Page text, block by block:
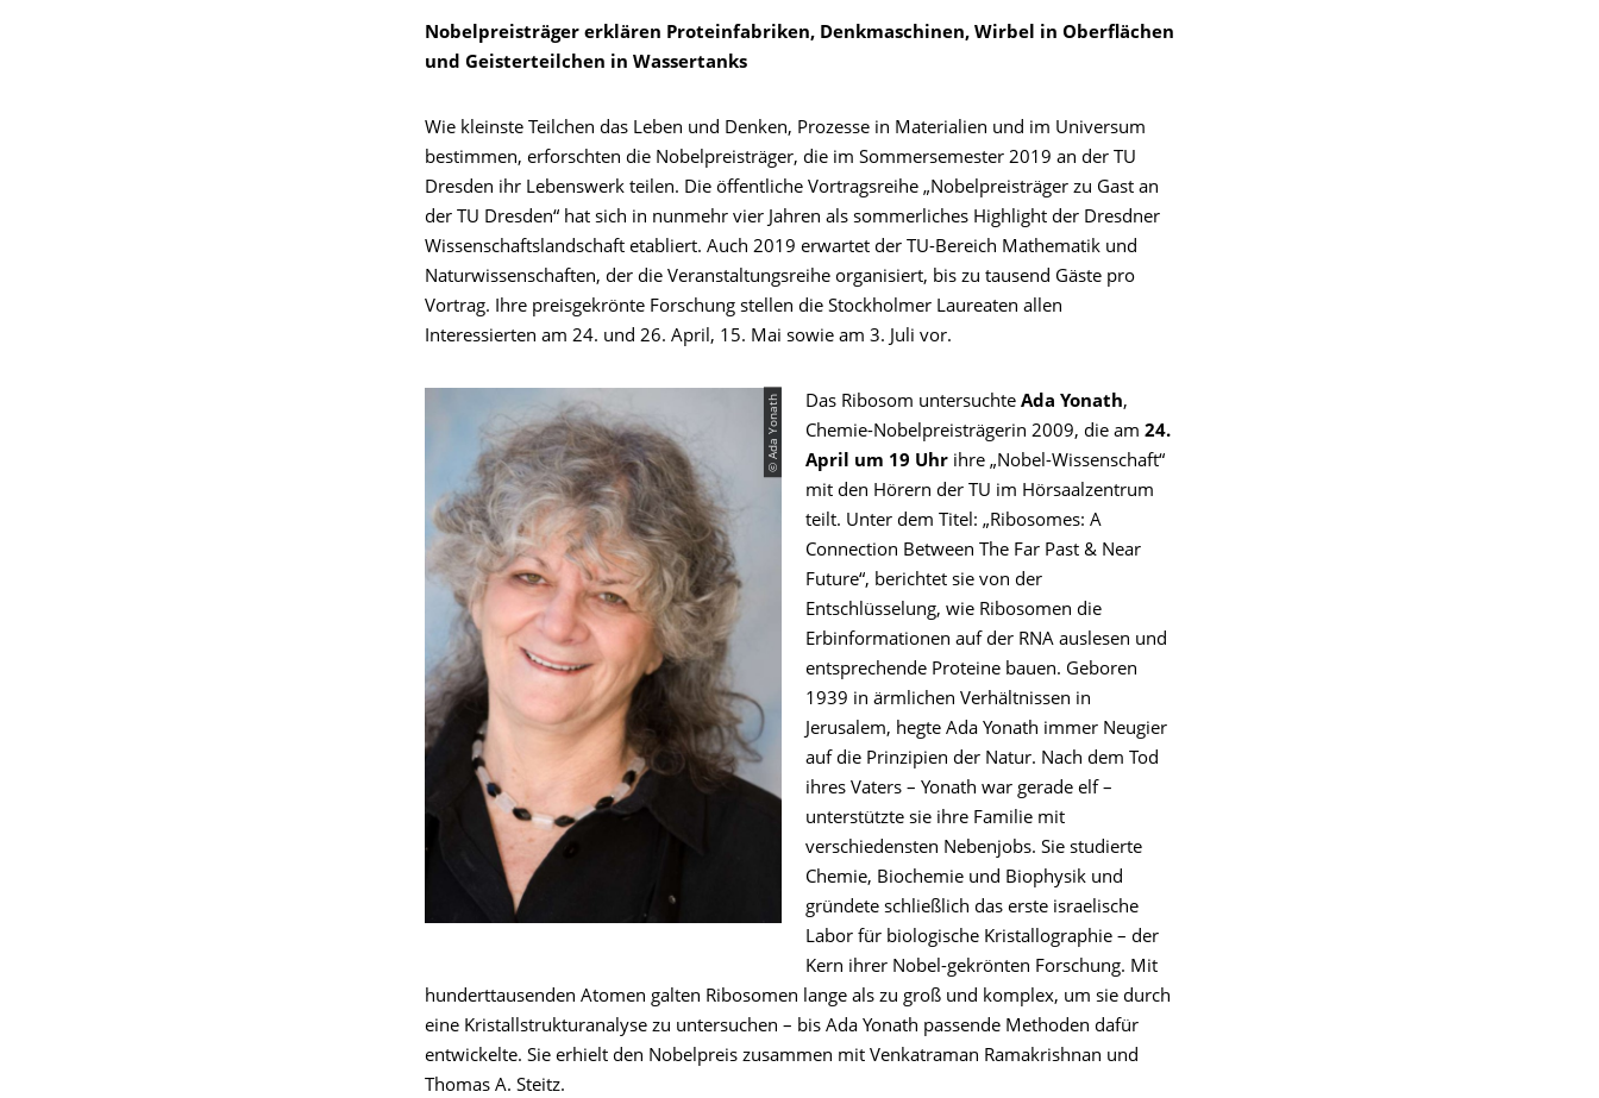
Nobelpreisträger erklären Proteinfabriken, Denkmaschinen, Wirbel in Oberflächen
und Geisterteilchen in Wassertanks
Wie kleinste Teilchen das Leben und Denken, Prozesse in Materialien und im Universum
bestimmen, erforschten die Nobelpreisträger, die im Sommersemester 2019 an der TU
Dresden ihr Lebenswerk teilen. Die öffentliche Vortragsreihe „Nobelpreisträger zu Gast an
der TU Dresden“ hat sich in nunmehr vier Jahren als sommerliches Highlight der Dresdner
Wissenschaftslandschaft etabliert. Auch 2019 erwartet der TU-Bereich Mathematik und
Naturwissenschaften, der die Veranstaltungsreihe organisiert, bis zu tausend Gäste pro
Vortrag. Ihre preisgekrönte Forschung stellen die Stockholmer Laureaten allen
Interessierten am 24. und 26. April, 15. Mai sowie am 3. Juli vor.
© Ada Yonath Das Ribosom untersuchte Ada Yonath,
Chemie-Nobelpreisträgerin 2009, die am 24.
April um 19 Uhr ihre „Nobel-Wissenschaft“
mit den Hörern der TU im Hörsaalzentrum
teilt. Unter dem Titel: „Ribosomes: A
Connection Between The Far Past & Near
Future“, berichtet sie von der
Entschlüsselung, wie Ribosomen die
Erbinformationen auf der RNA auslesen und
entsprechende Proteine bauen. Geboren
1939 in ärmlichen Verhältnissen in
Jerusalem, hegte Ada Yonath immer Neugier
auf die Prinzipien der Natur. Nach dem Tod
ihres Vaters – Yonath war gerade elf –
unterstützte sie ihre Familie mit
verschiedensten Nebenjobs. Sie studierte
Chemie, Biochemie und Biophysik und
gründete schließlich das erste israelische
Labor für biologische Kristallographie – der
Kern ihrer Nobel-gekrönten Forschung. Mit
hunderttausenden Atomen galten Ribosomen lange als zu groß und komplex, um sie durch
eine Kristallstrukturanalyse zu untersuchen – bis Ada Yonath passende Methoden dafür
entwickelte. Sie erhielt den Nobelpreis zusammen mit Venkatraman Ramakrishnan und
Thomas A. Steitz.